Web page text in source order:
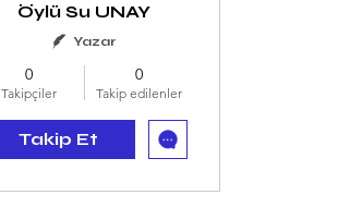
Öylü Su UNAY
Yazar
0
Takipçiler
0
Takip edilenler
Takip Et